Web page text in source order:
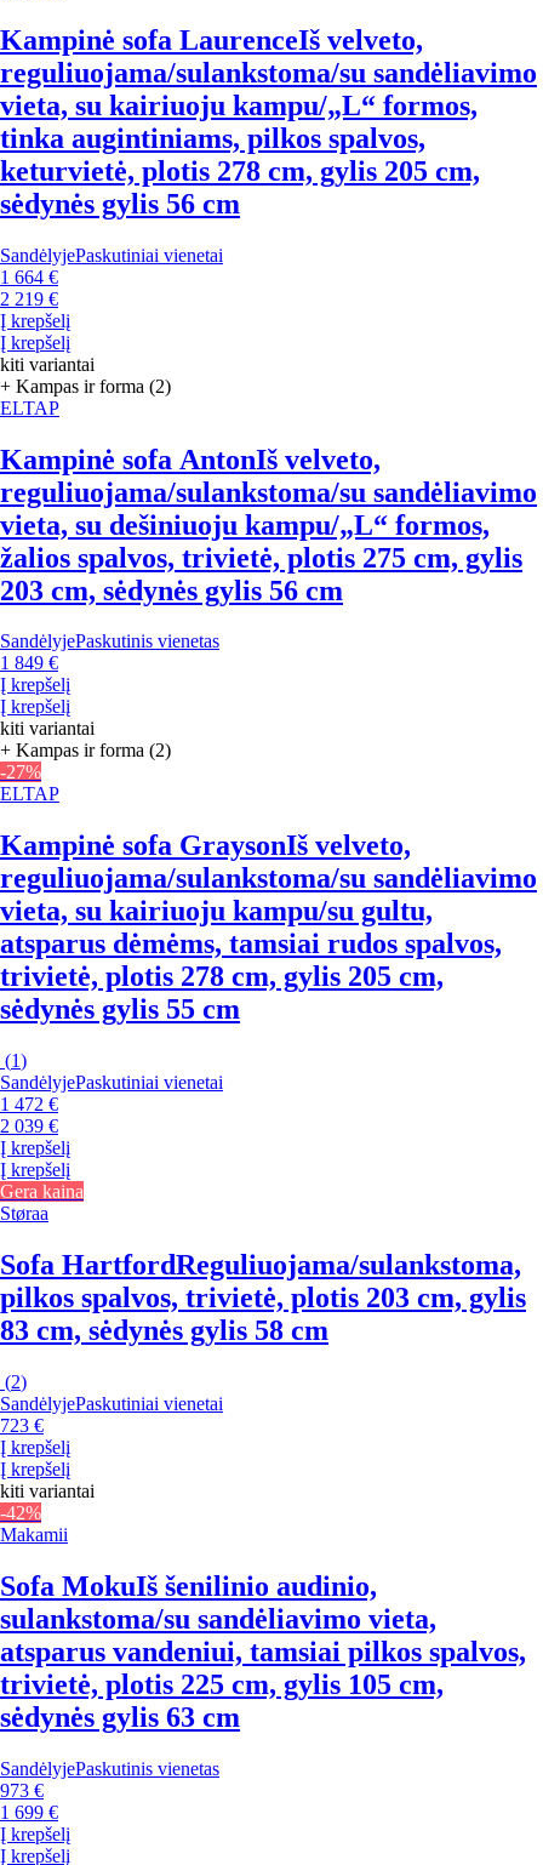
Kampinė sofa LaurenceIš velveto,
reguliuojama/sulankstoma/su sandėliavimo
vieta, su kairiuoju kampu/„L“ formos,
tinka augintiniams, pilkos spalvos,
keturvietė, plotis 278 cm, gylis 205 cm,
sėdynės gylis 56 cm
SandėlyjePaskutiniai vienetai
1 664 €
2 219 €
Į krepšelį
Į krepšelį
kiti variantai
+ Kampas ir forma (2)
ELTAP
Kampinė sofa AntonIš velveto,
reguliuojama/sulankstoma/su sandėliavimo
vieta, su dešiniuoju kampu/„L“ formos,
žalios spalvos, trivietė, plotis 275 cm, gylis
203 cm, sėdynės gylis 56 cm
SandėlyjePaskutinis vienetas
1 849 €
Į krepšelį
Į krepšelį
kiti variantai
+ Kampas ir forma (2)
-27%
ELTAP
Kampinė sofa GraysonIš velveto,
reguliuojama/sulankstoma/su sandėliavimo
vieta, su kairiuoju kampu/su gultu,
atsparus dėmėms, tamsiai rudos spalvos,
trivietė, plotis 278 cm, gylis 205 cm,
sėdynės gylis 55 cm
(1)
SandėlyjePaskutiniai vienetai
1 472 €
2 039 €
Į krepšelį
Į krepšelį
Gera kaina
Støraa
Sofa HartfordReguliuojama/sulankstoma,
pilkos spalvos, trivietė, plotis 203 cm, gylis
83 cm, sėdynės gylis 58 cm
(2)
SandėlyjePaskutiniai vienetai
723 €
Į krepšelį
Į krepšelį
kiti variantai
-42%
Makamii
Sofa MokuIš šenilinio audinio,
sulankstoma/su sandėliavimo vieta,
atsparus vandeniui, tamsiai pilkos spalvos,
trivietė, plotis 225 cm, gylis 105 cm,
sėdynės gylis 63 cm
SandėlyjePaskutinis vienetas
973 €
1 699 €
Į krepšelį
Į krepšelį